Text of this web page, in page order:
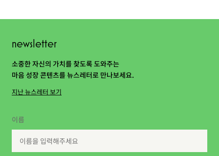
개인정보 수집 및 이용약관
구독하기
newsletter
소중한 자신의 가치를 찾도록 도와주는
마음 성장 콘텐츠를 뉴스레터로 만나보세요.
지난 뉴스레터 보기
이름